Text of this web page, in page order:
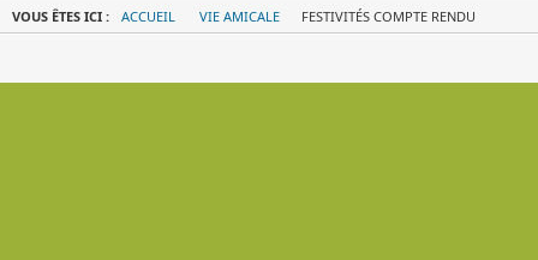
VOUS ÊTES ICI : ACCUEIL VIE AMICALE FESTIVITÉS COMPTE RENDU